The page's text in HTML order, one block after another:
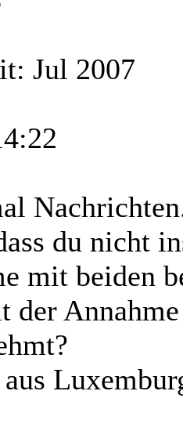
Jul 2007
du nicht
mit beiden